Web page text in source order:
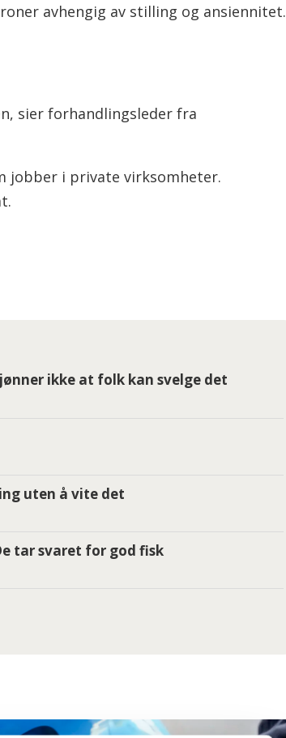
avhengig av stilling og ansiennitet.
sier forhandlingsleder fra
jobber i private virksomheter.
ikke at folk kan svelge det
uten å vite det
tar svaret for god fisk